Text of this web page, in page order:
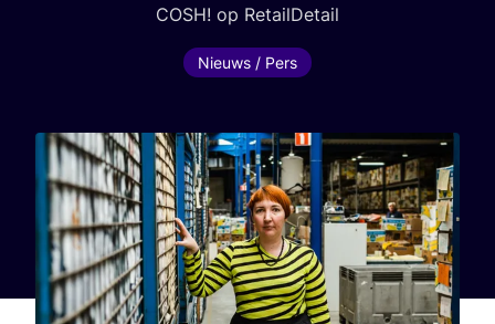
COSH! op RetailDetail
Nieuws / Pers